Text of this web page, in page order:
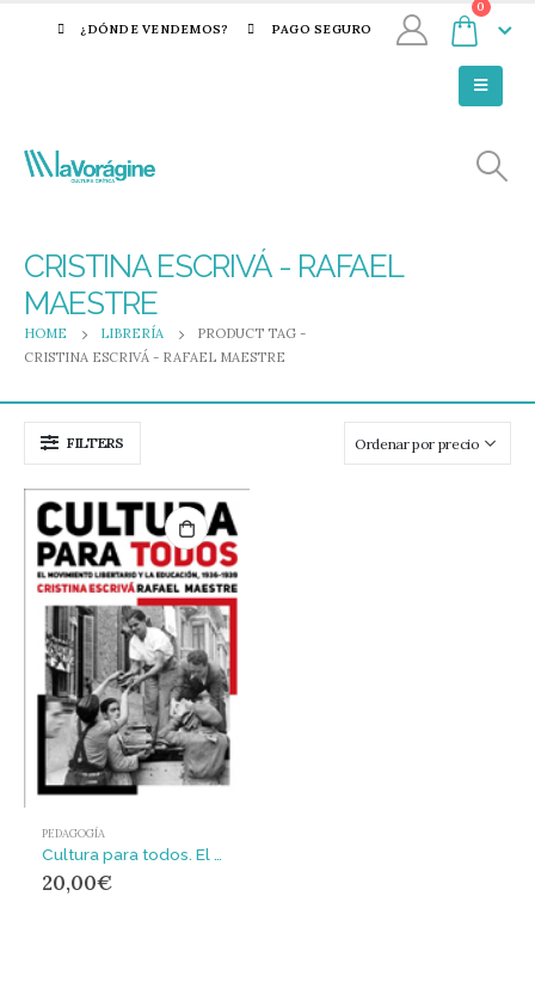
¿DÓNDE VENDEMOS? PAGO SEGURO
0
CRISTINA ESCRIVÁ - RAFAEL
MAESTRE
HOME LIBRERÍA
PRODUCT TAG -
CRISTINA ESCRIVÁ - RAFAEL MAESTRE
FILTERS
PEDAGOGÍA
20,00€